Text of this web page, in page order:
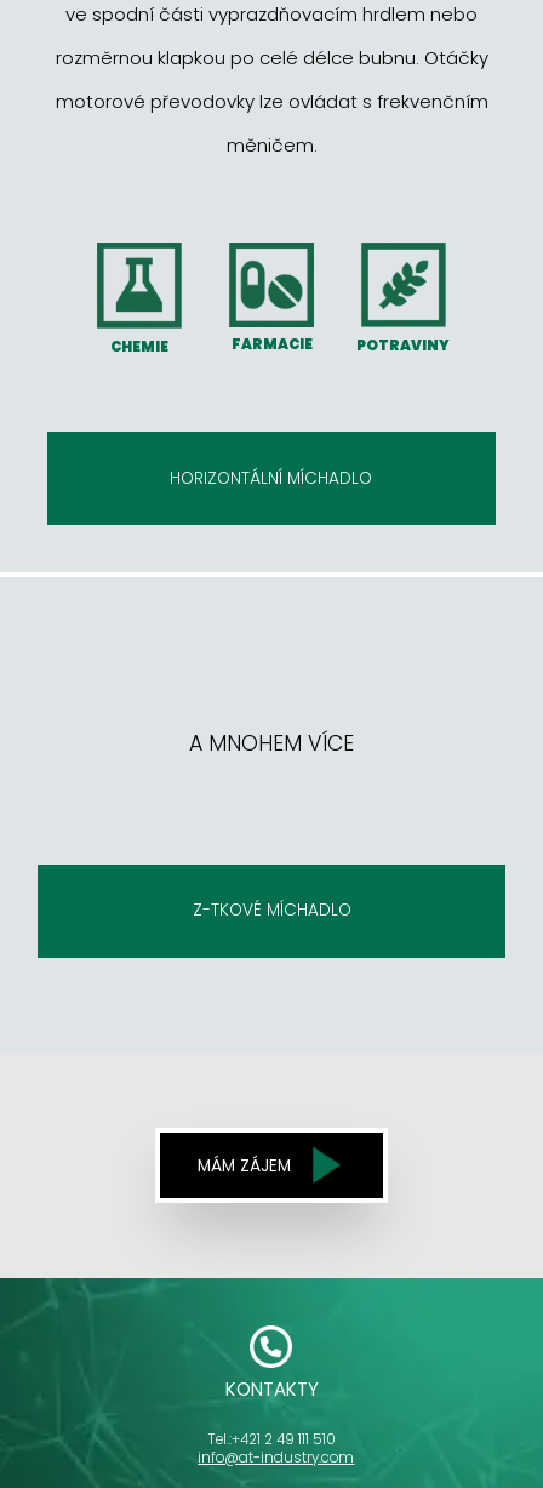
ve spodní části vyprazdňovacím hrdlem nebo
rozměrnou klapkou po celé délce bubnu. Otáčky
motorové převodovky lze ovládat s frekvenčním
měničem.
CHEMIE FARMACIE POTRAVINY
HORIZONTÁLNÍ MÍCHADLO
A MNOHEM VÍCE
ŠNEKOVÉ MÍCHADLO
MÁM ZÁJEM
KONTAKTY
Tel.:+421 2 49 111 510
info@at-industry.com